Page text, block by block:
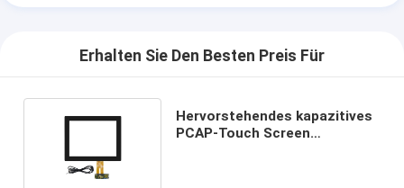
Erhalten Sie Den Besten Preis Für
Hervorstehendes kapazitives
PCAP-Touch Screen